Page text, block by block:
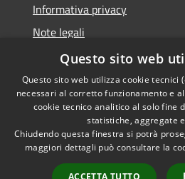
Informativa privacy
Note legali
Dichiarazione di accessibilità
RSS
Accessibilità
©
Questo sito web
Questo sito web utilizza cookie tecnici
necessari al corretto funzionamento e
cookie tecnico analitico al solo fine
statistiche, aggregate
Chiudendo questa finestra si potrà
maggiori dettagli può consultare la
ACCETTA TUTTO